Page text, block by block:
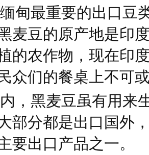
甸最重要的出口豆
麦豆的原产地是印
的农作物，现在印
众们的餐桌上不可
，黑麦豆虽有用来
部分都是出口国外
要出口产品之一。